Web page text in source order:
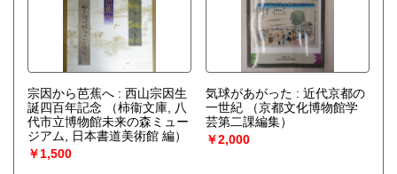
宗因から芭蕉へ : 西山宗因生
誕四百年記念
（柿衞文庫, 八
代市立博物館未来の森ミュー
ジアム, 日本書道美術館 編）
￥1,500
気球があがった : 近代京都の
一世紀
（京都文化博物館学
芸第二課編集）
￥2,000